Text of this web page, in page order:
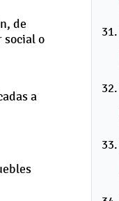
de
social o
a